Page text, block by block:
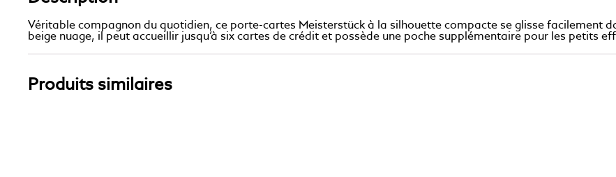
Véritable compagnon du quotidien, ce porte-cartes Meisterstück à la silhouette compacte se glisse facilement
beige nuage, il peut accueillir jusqu’à six cartes de crédit et possède une poche supplémentaire pour les petits
Produits similaires